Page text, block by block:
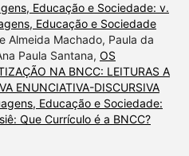
Educação e Sociedade: v.
Educação e Sociedade
Almeida Machado, Paula da
Paula Santana, OS
NA BNCC: LEITURAS A
ENUNCIATIVA-DISCURSIVA
Educação e Sociedade:
Que Currículo é a BNCC?